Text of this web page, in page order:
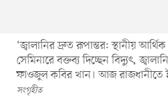
‘জ্বালানির দ্রুত রূপান্তর: স্থানীয়
সেমিনারে বক্তব্য দিচ্ছেন বিদ্যুৎ,
ফাওজুল কবির খান। আজ
সংগৃহীত